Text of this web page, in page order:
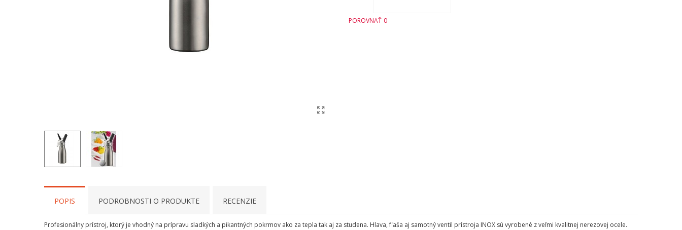
POROVNAŤ 0
POPIS PODROBNOSTI O PRODUKTE RECENZIE
Profesionálny prístroj, ktorý je vhodný na prípravu sladkých a pikantných pokrmov ako za tepla tak aj za studena. Hlava, fľaša aj samotný ventil prístroja INOX sú vyrobené z veľmi kvalitnej nerezovej ocele.